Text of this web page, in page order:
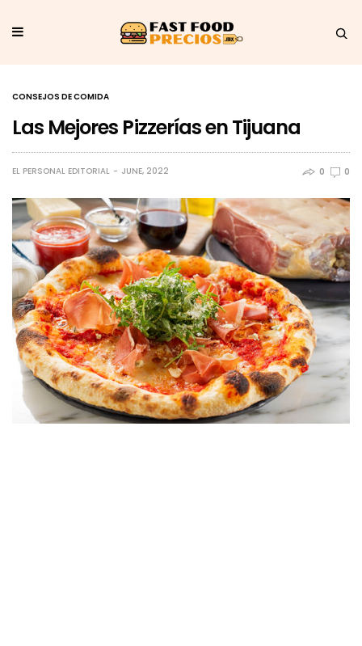
CONSEJOS DE COMIDA
Las Mejores Pizzerías en Tijuana
EL PERSONAL EDITORIAL JUNE, 2022 0 0